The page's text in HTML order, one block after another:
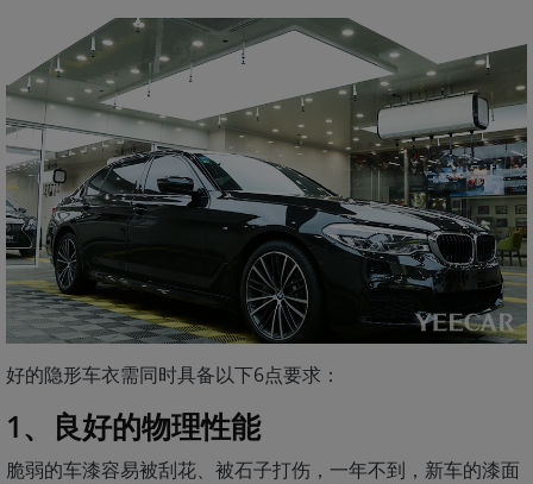
好的隐形车衣需同时具备以下6点要求：
1、良好的物理性能
脆弱的车漆容易被刮花、被石子打伤，一年不到，新车的漆面